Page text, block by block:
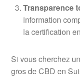
Transparence
information
la certification
Si vous cherchez
gros de CBD en